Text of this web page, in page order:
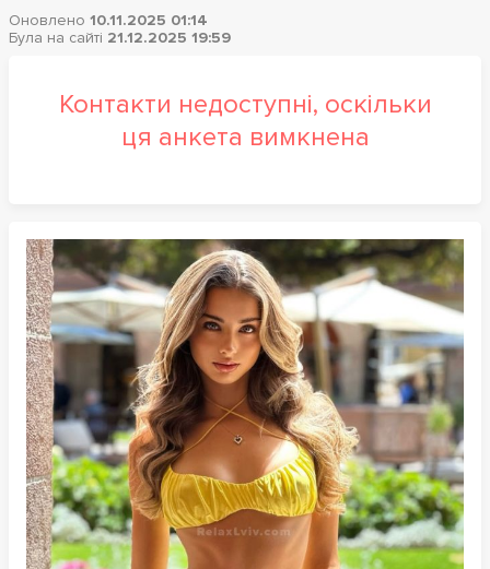
Оновлено 10.11.2025 01:14
Була на сайті 21.12.2025 19:59
Контакти недоступні, оскільки
ця анкета вимкнена